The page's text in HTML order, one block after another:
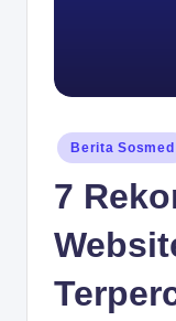
m
Posted
in
Berita Sosmed
7